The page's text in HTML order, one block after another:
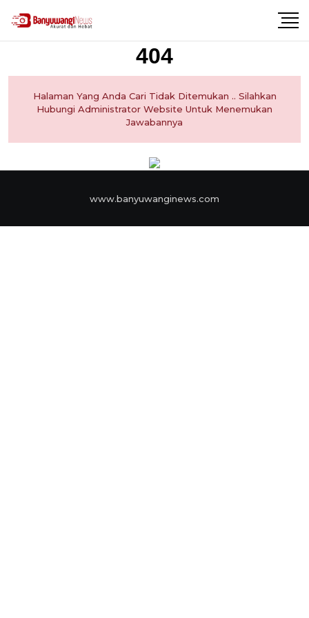
404
Halaman Yang Anda Cari Tidak Ditemukan .. Silahkan
Hubungi Administrator Website Untuk Menemukan
Jawabannya
www.banyuwanginews.com